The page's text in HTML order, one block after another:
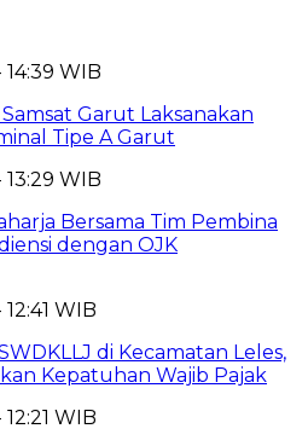
WIB
Garut Laksanakan
Tipe A Garut
WIB
Bersama Tim Pembina
dengan OJK
WIB
di Kecamatan Leles,
Kepatuhan Wajib Pajak
WIB